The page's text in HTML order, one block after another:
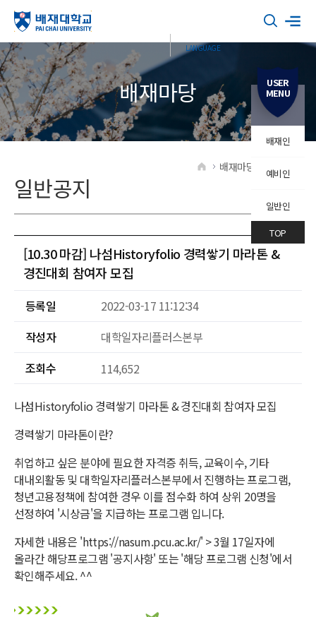
배재마당
일반공지 HOME
배재마당 일반공지
[10.30 마감] 나섬Historyfolio 경력쌓기 마라톤 &
경진대회 참여자 모집
등록일
2022-03-17 11:12:34
작성자
대학일자리플러스본부
조회수
114,652
나섬Historyfolio 경력쌓기 마라톤 & 경진대회 참여자 모집
경력쌓기 마라톤이란?
취업하고 싶은 분야에 필요한 자격증 취득, 교육이수, 기타
대내외활동 및 대학일자리플러스본부에서 진행하는 프로그램,
청년고용정책에 참여한 경우 이를 점수화 하여 상위 20명을
선정하여 '시상금'을 지급하는 프로그램 입니다.
자세한 내용은 'https://nasum.pcu.ac.kr/' > 3월 17일자에
올라간 해당프로그램 '공지사항' 또는 '해당 프로그램 신청'에서
확인해주세요. ^^
USER
MENU
배재인
예비인
일반인
TOP